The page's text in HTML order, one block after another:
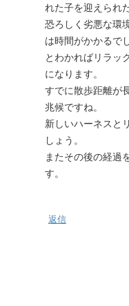
れた子を迎えられ
恐ろしく劣悪な環
は時間がかかるで
とわかればリラッ
になります。
すでに散歩距離が
兆候ですね。
新しいハーネスと
しょう。
またその後の経過
す。
返信